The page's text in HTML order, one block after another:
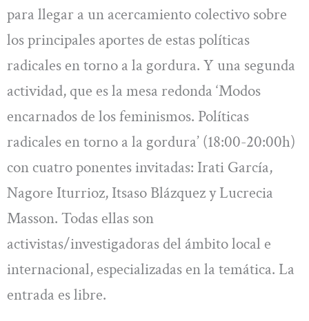
para llegar a un acercamiento colectivo sobre
los principales aportes de estas políticas
radicales en torno a la gordura. Y una segunda
actividad, que es la mesa redonda ‘Modos
encarnados de los feminismos. Políticas
radicales en torno a la gordura’ (18:00-20:00h)
con cuatro ponentes invitadas: Irati García,
Nagore Iturrioz, Itsaso Blázquez y Lucrecia
Masson. Todas ellas son
activistas/investigadoras del ámbito local e
internacional, especializadas en la temática. La
entrada es libre.